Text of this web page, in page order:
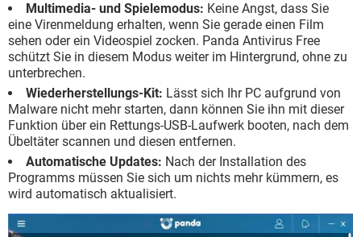
Multimedia- und Spielemodus: Keine Angst, dass Sie
eine Virenmeldung erhalten, wenn Sie gerade einen Film
sehen oder ein Videospiel zocken. Panda Antivirus Free
schützt Sie in diesem Modus weiter im Hintergrund, ohne zu
unterbrechen.
Wiederherstellungs-Kit: Lässt sich Ihr PC aufgrund von
Malware nicht mehr starten, dann können Sie ihn mit dieser
Funktion über ein Rettungs-USB-Laufwerk booten, nach dem
Übeltäter scannen und diesen entfernen.
Automatische Updates: Nach der Installation des
Programms müssen Sie sich um nichts mehr kümmern, es
wird automatisch aktualisiert.